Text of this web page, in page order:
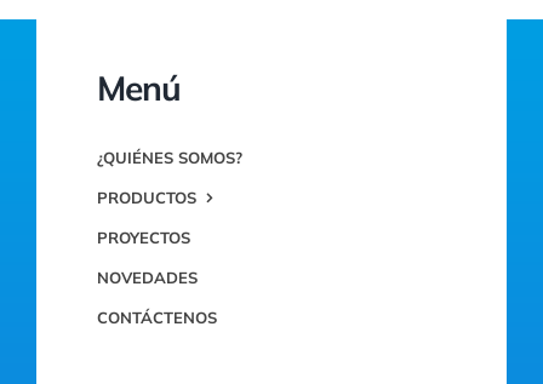
Menú
¿QUIÉNES SOMOS?
PRODUCTOS
PROYECTOS
NOVEDADES
CONTÁCTENOS